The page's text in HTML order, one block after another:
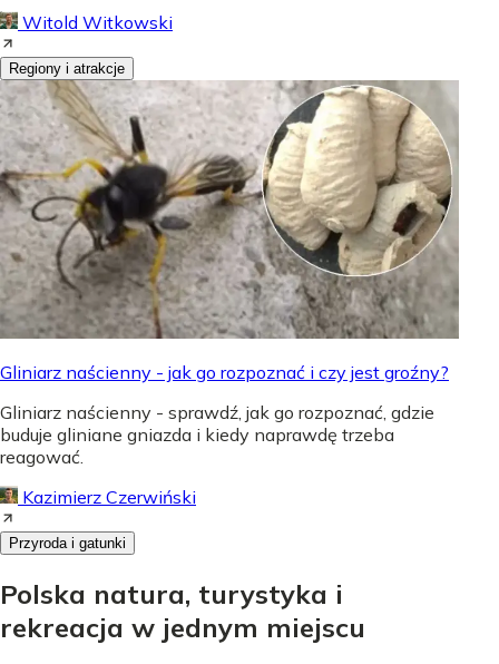
Witold Witkowski
Regiony i atrakcje
Gliniarz naścienny - jak go rozpoznać i czy jest groźny?
Gliniarz naścienny - sprawdź, jak go rozpoznać, gdzie
buduje gliniane gniazda i kiedy naprawdę trzeba
reagować.
Kazimierz Czerwiński
Przyroda i gatunki
Polska natura, turystyka i
rekreacja w jednym miejscu